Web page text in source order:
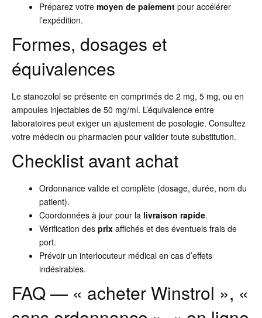
Préparez votre moyen de paiementpour accélérer
l’expédition.
Formes, dosages et
équivalences
Le stanozolol se présente en comprimés de 2 mg, 5 mg, ou en
ampoules injectables de 50 mg/ml. L’équivalence entre
laboratoires peut exiger un ajustement de posologie. Consultez
votre médecin ou pharmacien pour valider toute substitution.
Checklist avant achat
Ordonnance valide et complète (dosage, durée, nom du
patient).
Coordonnées à jour pour la livraison rapide.
Vérification des prixaffichés et des éventuels frais de
port.
Prévoir un interlocuteur médical en cas d’effets
indésirables.
FAQ — « acheter Winstrol », «